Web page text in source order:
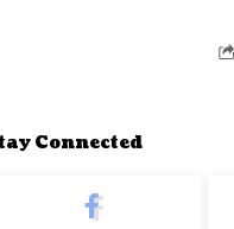
Connected